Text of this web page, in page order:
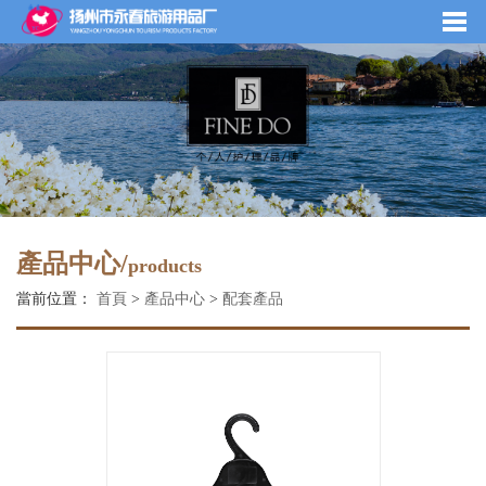
產品中心/products
當前位置： 首頁 > 產品中心 > 配套產品